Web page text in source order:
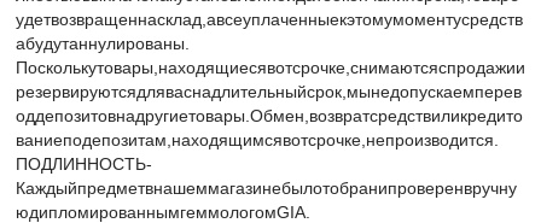
удетвозвращеннасклад,авсеуплаченныекэтомумоментусредств
абудутаннулированы.
Посколькутовары,находящиесявотсрочке,снимаютсяспродажии
резервируютсядляваснадлительныйсрок,мынедопускаемперев
оддепозитовнадругиетовары.Обмен,возвратсредствиликредито
ваниеподепозитам,находящимсявотсрочке,непроизводится.
ПОДЛИННОСТЬ-
Каждыйпредметвнашеммагазинебылотобранипроверенвручну
юдипломированнымгеммологомGIA.